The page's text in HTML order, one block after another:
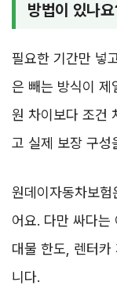
방법이 있나
필요한 기간만 넣
은 빼는 방식이 제
원 차이보다 조건
고 실제 보장 구성
원데이자동차보
어요. 다만 싸다는
대물 한도, 렌터카
니다.